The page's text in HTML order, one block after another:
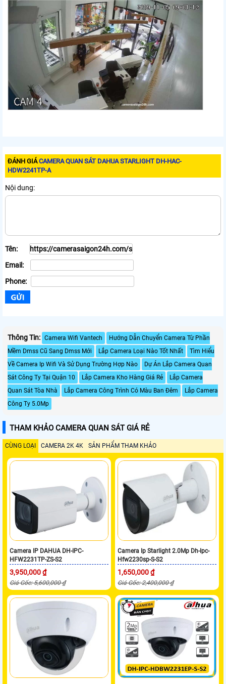
ĐÁNH GIÁCAMERA QUAN SÁT DAHUA STARLIGHT DH-HAC-
HDW2241TP-A
Nội dung:
Tên:
Email:
Phone:
Thông Tin: Camera Wifi Vantech
Hướng Dẫn Chuyển Camera Từ Phần
Mềm Dmss Cũ Sang Dmss Mới
Lắp Camera Loại Nào Tốt Nhất
Tìm Hiểu
Về Camera Ip Wifi Và Sử Dụng Trường Hợp Nào
Dự Án Lắp Camera Quan
Sát Công Ty Tại Quận 10
Lắp Camera Kho Hàng Giá Rẻ
Lắp Camera
Quan Sát Tòa Nhà
Lắp Camera Công Trình Có Màu Ban Đêm
Lắp Camera
Công Ty 5.0Mp
THAM KHẢO CAMERA QUAN SÁT GIÁ RẺ
CÙNG LOẠI CAMERA 2K 4K SẢN PHẨM THAM KHẢO
Camera IP DAHUA DH-IPC-
HFW2231TP-ZS-S2
3,950,000 ₫
Giá Gốc: 5,600,000 ₫
Camera Ip Starlight 2.0Mp Dh-Ipc-
Hfw2230sp-S-S2
1,650,000 ₫
Giá Gốc: 2,400,000 ₫